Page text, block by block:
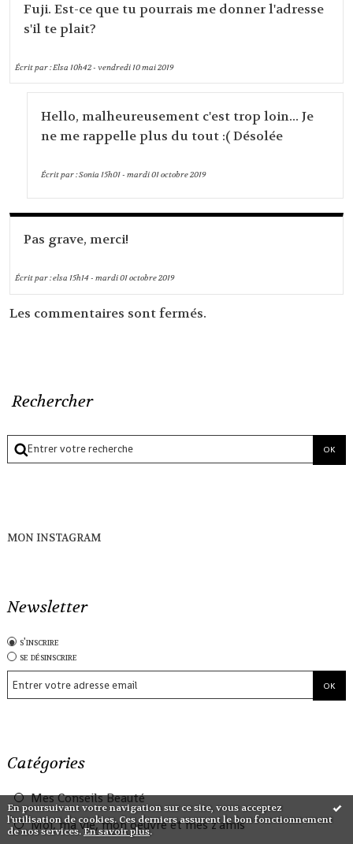
En poursuivant votre navigation sur ce site, vous acceptez
l'utilisation de cookies. Ces derniers assurent le bon fonctionnement
de nos services.En savoir plus.
Fuji. Est-ce que tu pourrais me donner l'adresse
s'il te plait?
Écrit par :Elsa 10h42-vendredi 10mai 2019
Hello, malheureusement c'est trop loin... Je
ne me rappelle plus du tout :( Désolée
Écrit par :Sonia 15h01- mardi 01octobre 2019
Pas grave, merci!
Écrit par :elsa 15h14-mardi 01octobre 2019
Les commentaires sont fermés.
Rechercher
MON INSTAGRAM
Newsletter
s'inscrire
se désinscrire
Catégories
Mes Conseils Beauté
Moi, ma vie, mon oeuvre et mes z'amis